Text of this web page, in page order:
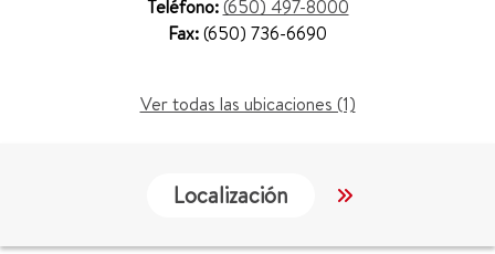
Teléfono:(650) 497-8000
Fax:(650) 736-6690
Ver todas las ubicaciones (1)
Localización Servicios